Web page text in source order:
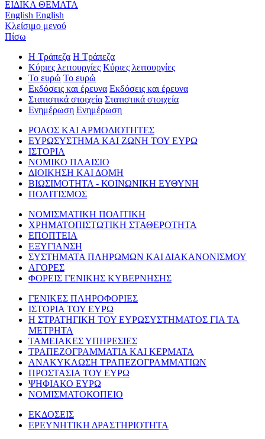
ΕΙΔΙΚΑ ΘΕΜΑΤΑ
English English
Κλείσιμο μενού
Πίσω
Η Τράπεζα Η Τράπεζα
Κύριες λειτουργίες Κύριες λειτουργίες
Το ευρώ Το ευρώ
Εκδόσεις και έρευνα Εκδόσεις και έρευνα
Στατιστικά στοιχεία Στατιστικά στοιχεία
Ενημέρωση Ενημέρωση
ΡΟΛΟΣ ΚΑΙ ΑΡΜΟΔΙΟΤΗΤΕΣ
ΕΥΡΩΣΥΣΤΗΜΑ ΚΑΙ ΖΩΝΗ ΤΟΥ ΕΥΡΩ
ΙΣΤΟΡΙΑ
ΝΟΜΙΚΟ ΠΛΑΙΣΙΟ
ΔΙΟΙΚΗΣΗ ΚΑΙ ΔΟΜΗ
ΒΙΩΣΙΜΟΤΗΤΑ - ΚΟΙΝΩΝΙΚΗ ΕΥΘΥΝΗ
ΠΟΛΙΤΙΣΜΟΣ
ΝΟΜΙΣΜΑΤΙΚΗ ΠΟΛΙΤΙΚΗ
ΧΡΗΜΑΤΟΠΙΣΤΩΤΙΚΗ ΣΤΑΘΕΡΟΤΗΤΑ
ΕΠΟΠΤΕΙΑ
ΕΞΥΓΙΑΝΣΗ
ΣΥΣΤΗΜΑΤΑ ΠΛΗΡΩΜΩΝ ΚΑΙ ΔΙΑΚΑΝΟΝΙΣΜΟΥ
ΑΓΟΡΕΣ
ΦΟΡΕΙΣ ΓΕΝΙΚΗΣ ΚΥΒΕΡΝΗΣΗΣ
ΓΕΝΙΚΕΣ ΠΛΗΡΟΦΟΡΙΕΣ
ΙΣΤΟΡΙΑ ΤΟΥ ΕΥΡΩ
Η ΣΤΡΑΤΗΓΙΚΗ ΤΟΥ ΕΥΡΩΣΥΣΤΗΜΑΤΟΣ ΓΙΑ ΤΑ
ΜΕΤΡΗΤΑ
ΤΑΜΕΙΑΚΕΣ ΥΠΗΡΕΣΙΕΣ
ΤΡΑΠΕΖΟΓΡΑΜΜΑΤΙΑ ΚΑΙ ΚΕΡΜΑΤΑ
ΑΝΑΚΥΚΛΩΣΗ ΤΡΑΠΕΖΟΓΡΑΜΜΑΤΙΩΝ
ΠΡΟΣΤΑΣΙΑ ΤΟΥ ΕΥΡΩ
ΨΗΦΙΑΚΟ ΕΥΡΩ
ΝΟΜΙΣΜΑΤΟΚΟΠΕΙΟ
ΕΚΔΟΣΕΙΣ
ΕΡΕΥΝΗΤΙΚΗ ΔΡΑΣΤΗΡΙΟΤΗΤΑ